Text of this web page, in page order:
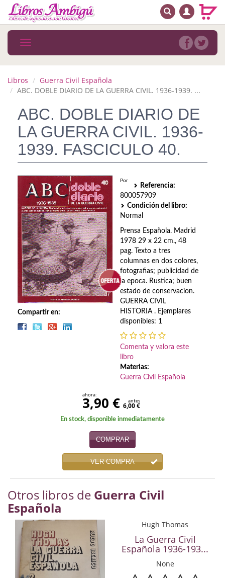
MENÚ PRINCIPAL
Novedades
Arte
Autoayuda. Conocimiento personal
Autoayuda. Crecimiento personal
Biografía
Biografías
Ciencia ficción
Cine
Cocina
Cómic
Cuentos y relatos
Divulgación científica
Enciclopedias
Ensayo
Ensayo literario
Filosofía
Física y Química
BUSCAR
Toggle
navigation
Libros
Guerra Civil Española
ABC. DOBLE DIARIO DE LA GUERRA CIVIL. 1936-1939. ...
ABC. DOBLE DIARIO DE
LA GUERRA CIVIL. 1936-
1939. FASCICULO 40.
Compartir en:
Por
Referencia:
800057909
Condición del libro:
Normal
Prensa Española. Madrid
1978 29 x 22 cm., 48
pag. Texto a tres
columnas en dos colores,
fotografias; publicidad de
la epoca. Rustica; buen
estado de conservacion.
GUERRA CIVIL
HISTORIA . Ejemplares
disponibles: 1
Comenta y valora este
libro
Materias:
Guerra Civil Española
ahora:
3,90 € antes
6,00 €
En stock, disponible inmediatamente
COMPRAR
VER COMPRA
Otros libros de Guerra Civil
Española
Hugh Thomas
La Guerra Civil
Española 1936-193...
None